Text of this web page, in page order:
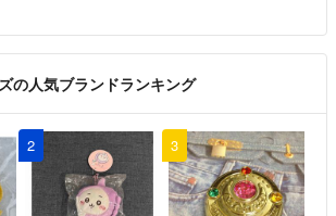
の人気ブランドランキング
2 3